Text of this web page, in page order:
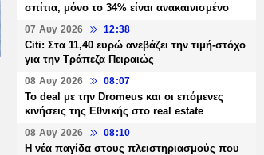
σπίτια, μόνο το 34% είναι ανακαινισμένο
07 Αυγ 2026 12:38
Citi: Στα 11,40 ευρώ ανεβάζει την τιμή-στόχο
για την Τράπεζα Πειραιώς
08 Αυγ 2026 08:07
Το deal με την Dromeus και οι επόμενες
κινήσεις της Εθνικής στο real estate
08 Αυγ 2026 08:10
Η νέα παγίδα στους πλειστηριασμούς που